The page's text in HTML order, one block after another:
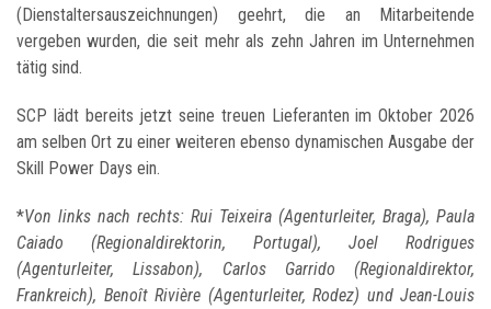
(Dienstaltersauszeichnungen) geehrt, die an Mitarbeitende
vergeben wurden, die seit mehr als zehn Jahren im Unternehmen
tätig sind.
SCP lädt bereits jetzt seine treuen Lieferanten im Oktober 2026
am selben Ort zu einer weiteren ebenso dynamischen Ausgabe der
Skill Power Days ein.
*Von links nach rechts: Rui Teixeira (Agenturleiter, Braga), Paula
Caiado (Regionaldirektorin, Portugal), Joel Rodrigues
(Agenturleiter, Lissabon), Carlos Garrido (Regionaldirektor,
Frankreich), Benoît Rivière (Agenturleiter, Rodez) und Jean-Louis